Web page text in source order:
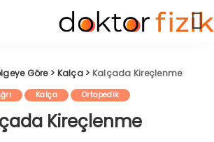
Göre> Kalça> Kalçada Kireçlenme
Kalça Ortopedik
Kireçlenme